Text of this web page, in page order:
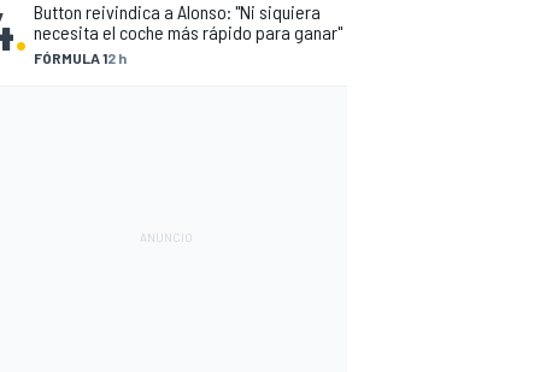
. FÓRMULA 12 h
Button reivindica a Alonso: "Ni siquiera
necesita el coche más rápido para ganar"